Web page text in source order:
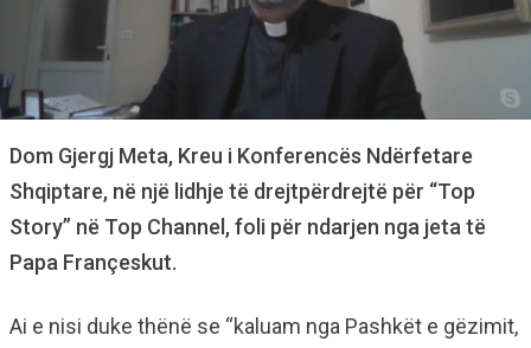
Dom Gjergj Meta, Kreu i Konferencës Ndërfetare
Shqiptare, në një lidhje të drejtpërdrejtë për “Top
Story” në Top Channel, foli për ndarjen nga jeta të
Papa Françeskut.
Ai e nisi duke thënë se “kaluam nga Pashkët e gëzimit,